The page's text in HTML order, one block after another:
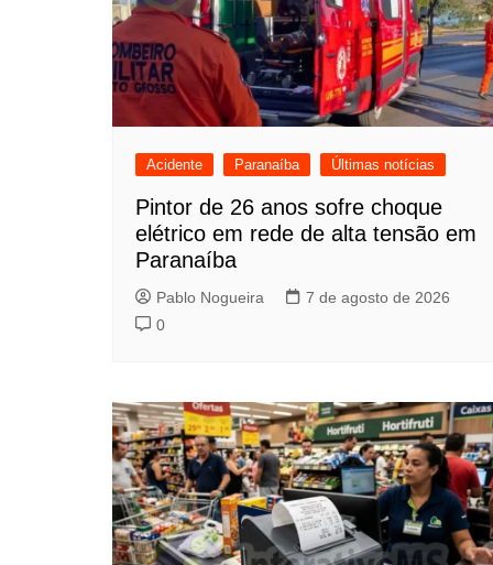
Acidente Paranaíba Últimas notícias
Pintor de 26 anos sofre choque
elétrico em rede de alta tensão em
Paranaíba
Pablo Nogueira
7 de agosto de 2026
0